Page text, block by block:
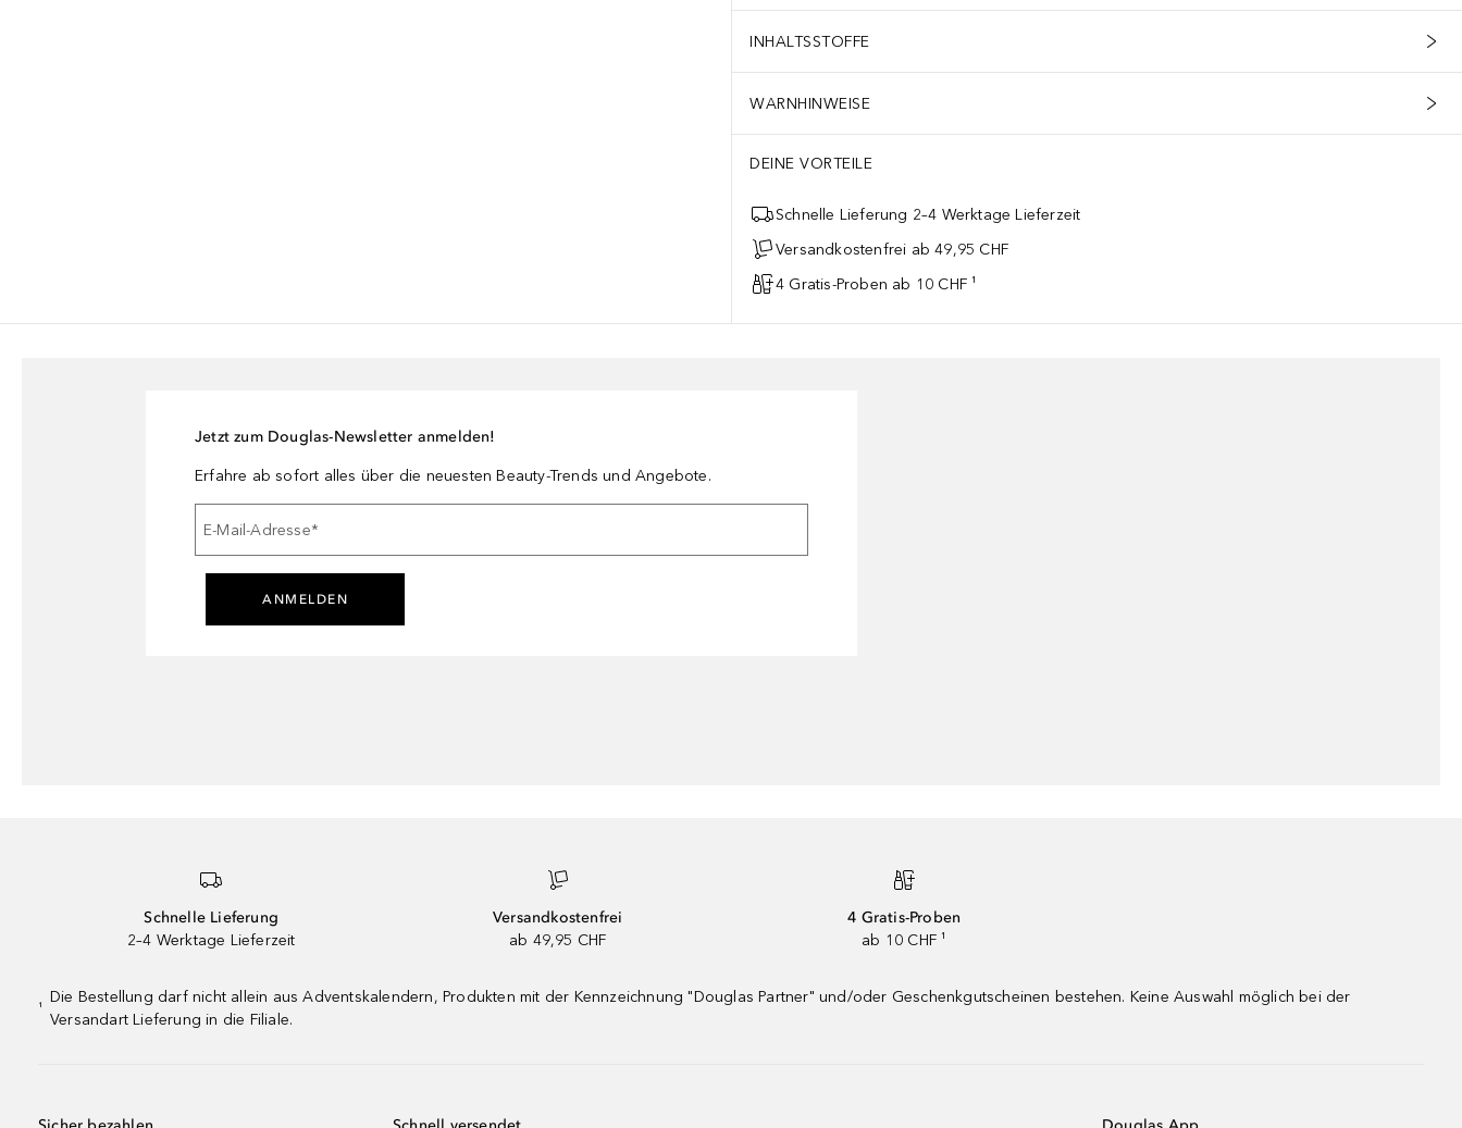
INHALTSSTOFFE
WARNHINWEISE
DEINE VORTEILE
Schnelle Lieferung 2–4 Werktage Lieferzeit
Versandkostenfrei ab 49,95 CHF
4 Gratis-Proben ab 10 CHF ¹
Jetzt zum Douglas-Newsletter anmelden!
Erfahre ab sofort alles über die neuesten Beauty-Trends und Angebote.
E-Mail-Adresse*
ANMELDEN
Schnelle Lieferung
2–4 Werktage Lieferzeit
Versandkostenfrei
ab 49,95 CHF
4 Gratis-Proben
ab 10 CHF ¹
¹
Die Bestellung darf nicht allein aus Adventskalendern, Produkten mit der Kennzeichnung "Douglas Partner" und/oder Geschenkgutscheinen bestehen. Keine Auswahl möglich bei der
Versandart Lieferung in die Filiale.